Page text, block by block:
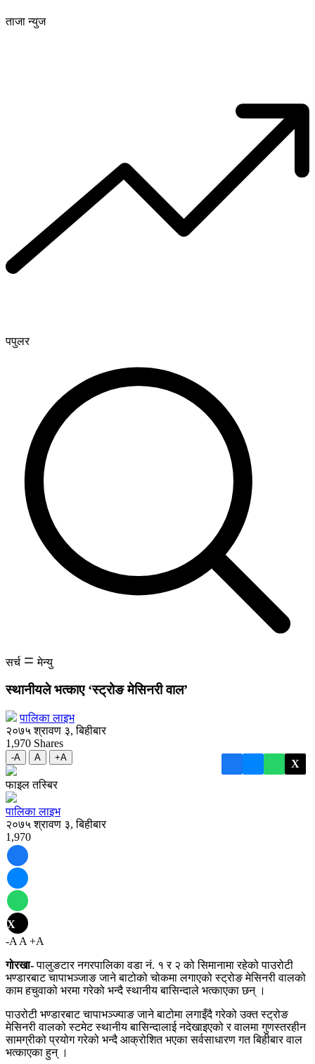
ताजा न्युज
पपुलर
सर्च मेन्यु
स्थानीयले भत्काए ‘स्ट्रोङ मेसिनरी वाल’
पालिका लाइभ
२०७५ श्रावण ३, बिहीबार
1,970 Shares
X
-A A +A
फाइल तस्बिर
पालिका लाइभ
२०७५ श्रावण ३, बिहीबार
1,970
X
-A A +A
गोरखा-पालुङटार नगरपालिका वडा नं. १ र २ को सिमानामा रहेको पाउरोटी
भण्डारबाट चापाभञ्जाङ जाने बाटोको चोकमा लगाएको स्ट्रोङ मेसिनरी वालको
काम हचुवाको भरमा गरेको भन्दै स्थानीय बासिन्दाले भत्काएका छन् ।
पाउरोटी भण्डारबाट चापाभञ्ज्याङ जाने बाटोमा लगाइँदै गरेको उक्त स्ट्रोङ
मेसिनरी वालको स्टमेट स्थानीय बासिन्दालाई नदेखाइएको र वालमा गुणस्तरहीन
सामग्रीको प्रयोग गरेको भन्दै आक्रोशित भएका सर्वसाधारण गत बिहीबार वाल
भत्काएका हुन् ।